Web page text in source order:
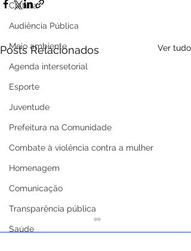
Cultura
Audiência Pública
Meio ambiente
Agenda intersetorial
Esporte
Juventude
Prefeitura na Comunidade
Combate à violência contra a mulher
Homenagem
Comunicação
Transparência pública
Saúde
Posts Relacionados Ver tudo